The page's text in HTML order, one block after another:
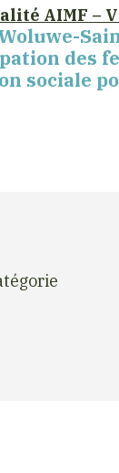
AIMF –
des
sociale